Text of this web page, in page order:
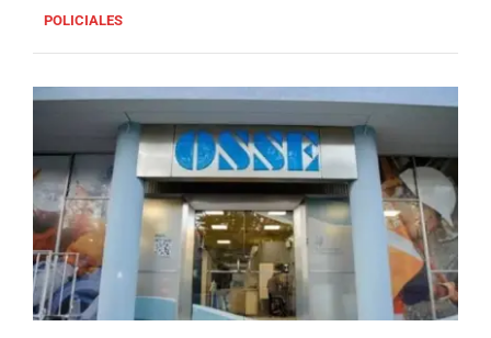
POLICIALES